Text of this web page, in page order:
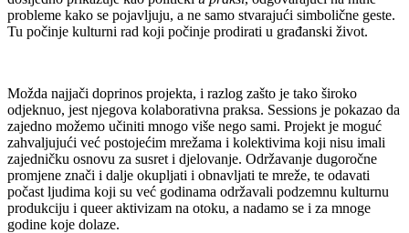
probleme kako se pojavljuju, a ne samo stvarajući simbolične geste.
Tu počinje kulturni rad koji počinje prodirati u građanski život.
Možda najjači doprinos projekta, i razlog zašto je tako široko
odjeknuo, jest njegova kolaborativna praksa. Sessions je pokazao da
zajedno možemo učiniti mnogo više nego sami. Projekt je moguć
zahvaljujući već postojećim mrežama i kolektivima koji nisu imali
zajedničku osnovu za susret i djelovanje. Održavanje dugoročne
promjene znači i dalje okupljati i obnavljati te mreže, te odavati
počast ljudima koji su već godinama održavali podzemnu kulturnu
produkciju i queer aktivizam na otoku, a nadamo se i za mnoge
godine koje dolaze.